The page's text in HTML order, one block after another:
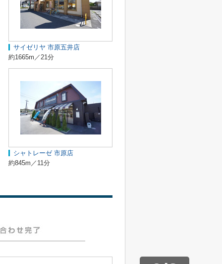
サイゼリヤ 市原五井店
約1665m／21分
シャトレーゼ 市原店
約845m／11分